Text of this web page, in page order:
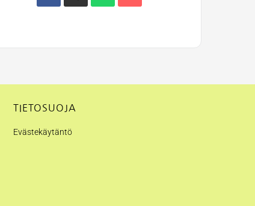
TIETOSUOJA
Evästekäytäntö